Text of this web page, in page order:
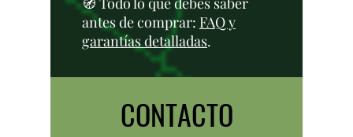
antes de comprar: FAQ y
garantías detalladas.
CONTACTO